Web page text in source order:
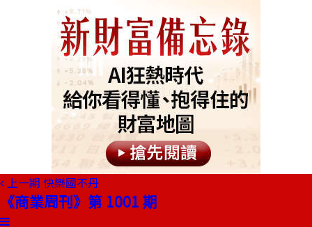
上一期 快樂國不丹
《商業周刊》第 1001 期